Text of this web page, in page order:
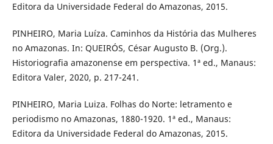
Editora da Universidade Federal do Amazonas, 2015.
PINHEIRO, Maria Luíza. Caminhos da História das Mulheres
no Amazonas. In: QUEIRÓS, César Augusto B. (Org.).
Historiografia amazonense em perspectiva. 1ª ed., Manaus:
Editora Valer, 2020, p. 217-241.
PINHEIRO, Maria Luiza. Folhas do Norte: letramento e
periodismo no Amazonas, 1880-1920. 1ª ed., Manaus:
Editora da Universidade Federal do Amazonas, 2015.